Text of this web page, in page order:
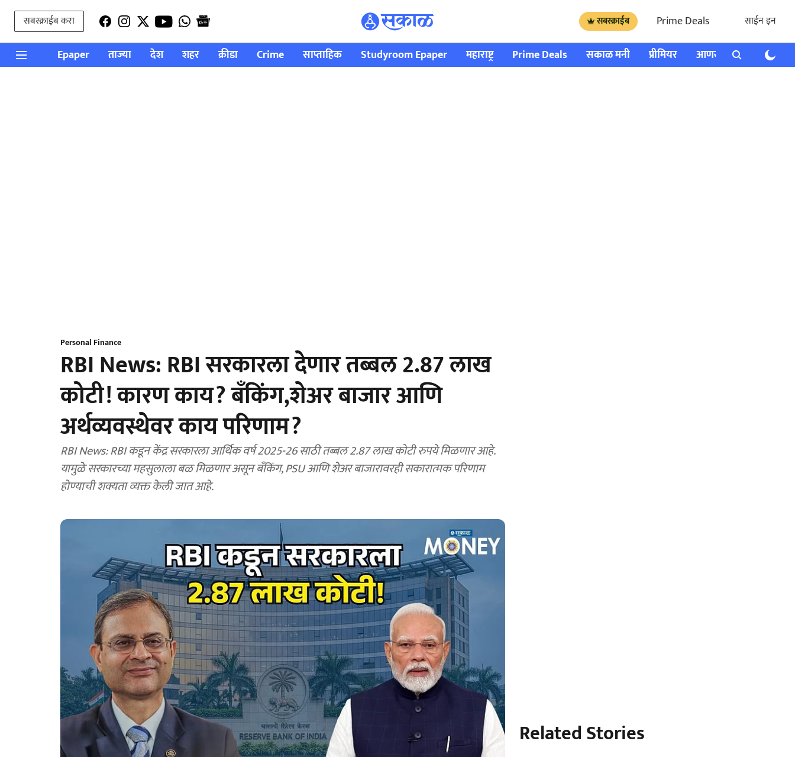
सबस्क्राईब करा सबस्क्राईब Prime Deals साईन इन
Epaper ताज्या देश शहर क्रीडा Crime साप्ताहिक Studyroom Epaper महाराष्ट्र Prime Deals सकाळ मनी प्रीमियर आणखी राशी भविष्य
Personal Finance
RBI News: RBI सरकारला देणार तब्बल 2.87 लाख
कोटी! कारण काय? बँकिंग,शेअर बाजार आणि
अर्थव्यवस्थेवर काय परिणाम?
RBI News: RBI कडून केंद्र सरकारला आर्थिक वर्ष 2025-26 साठी तब्बल 2.87 लाख कोटी रुपये मिळणार आहे.
यामुळे सरकारच्या महसुलाला बळ मिळणार असून बँकिंग, PSU आणि शेअर बाजारावरही सकारात्मक परिणाम
होण्याची शक्यता व्यक्त केली जात आहे.
Related Stories